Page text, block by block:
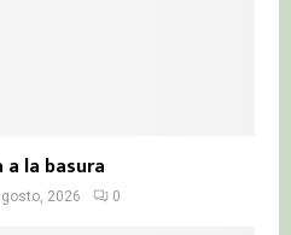
la basura
2026 0